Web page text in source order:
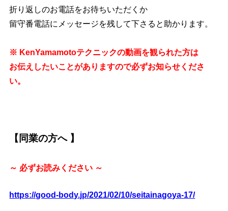
折り返しのお電話をお待ちいただくか
留守番電話にメッセージを残して下さると助かります。
※ KenYamamotoテクニックの動画を観られた方は
お伝えしたいことがありますので必ずお知らせくださ
い。
【同業の方へ 】
～ 必ずお読みください ～
https://good-body.jp/2021/02/10/seitainagoya-17/